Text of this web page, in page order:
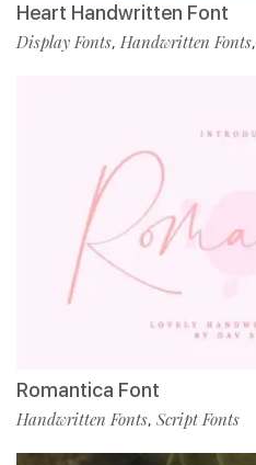
Heart Handwritten Font
Display Fonts, Handwritten Fonts,
Romantica Font
Handwritten Fonts, Script Fonts